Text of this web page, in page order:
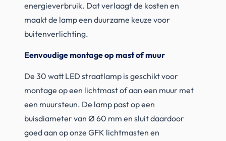
energieverbruik. Dat verlaagt de kosten en
maakt de lamp een duurzame keuze voor
buitenverlichting.
Eenvoudige montage op mast of muur
De 30 watt LED straatlamp is geschikt voor
montage op een lichtmast of aan een muur met
een muursteun. De lamp past op een
buisdiameter van Ø 60 mm en sluit daardoor
goed aan op onze GFK lichtmasten en